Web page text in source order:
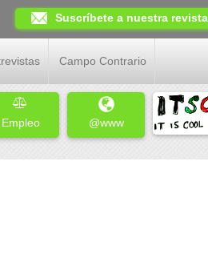
Suscríbete a nuestra
Campo Contrario
Empleo @www